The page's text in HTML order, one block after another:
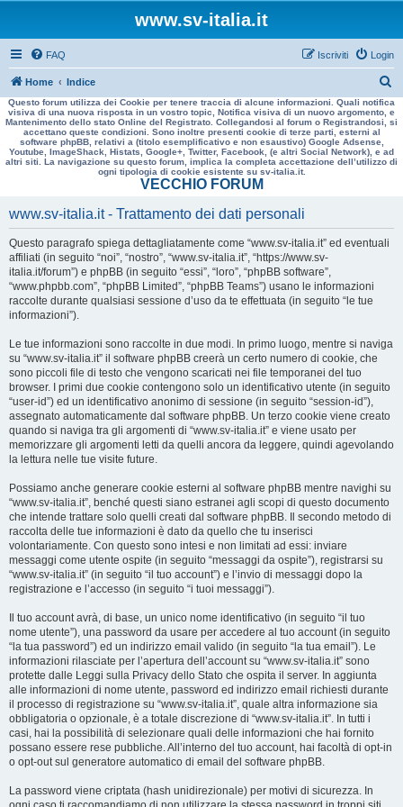
www.sv-italia.it
FAQ Login
Iscriviti
Home Indice
e
r
a
Questo forum utilizza dei Cookie per tenere traccia di alcune informazioni. Quali notifica
visiva di una nuova risposta in un vostro topic, Notifica visiva di un nuovo argomento, e
Mantenimento dello stato Online del Registrato. Collegandosi al forum o Registrandosi, si
accettano queste condizioni. Sono inoltre presenti cookie di terze parti, esterni al
software phpBB, relativi a (titolo esemplificativo e non esaustivo) Google Adsense,
Youtube, ImageShack, Histats, Google+, Twitter, Facebook, (e altri Social Network), e ad
altri siti. La navigazione su questo forum, implica la completa accettazione dell’utilizzo di
ogni tipologia di cookie esistente su sv-italia.it.
VECCHIO FORUM
www.sv-italia.it - Trattamento dei dati personali
Questo paragrafo spiega dettagliatamente come “www.sv-italia.it” ed eventuali
affiliati (in seguito “noi”, “nostro”, “www.sv-italia.it”, “https://www.sv-
italia.it/forum”) e phpBB (in seguito “essi”, “loro”, “phpBB software”,
“www.phpbb.com”, “phpBB Limited”, “phpBB Teams”) usano le informazioni
raccolte durante qualsiasi sessione d’uso da te effettuata (in seguito “le tue
informazioni”).
Le tue informazioni sono raccolte in due modi. In primo luogo, mentre si naviga
su “www.sv-italia.it” il software phpBB creerà un certo numero di cookie, che
sono piccoli file di testo che vengono scaricati nei file temporanei del tuo
browser. I primi due cookie contengono solo un identificativo utente (in seguito
“user-id”) ed un identificativo anonimo di sessione (in seguito “session-id”),
assegnato automaticamente dal software phpBB. Un terzo cookie viene creato
quando si naviga tra gli argomenti di “www.sv-italia.it” e viene usato per
memorizzare gli argomenti letti da quelli ancora da leggere, quindi agevolando
la lettura nelle tue visite future.
Possiamo anche generare cookie esterni al software phpBB mentre navighi su
“www.sv-italia.it”, benché questi siano estranei agli scopi di questo documento
che intende trattare solo quelli creati dal software phpBB. Il secondo metodo di
raccolta delle tue informazioni è dato da quello che tu inserisci
volontariamente. Con questo sono intesi e non limitati ad essi: inviare
messaggi come utente ospite (in seguito “messaggi da ospite”), registrarsi su
“www.sv-italia.it” (in seguito “il tuo account”) e l’invio di messaggi dopo la
registrazione e l’accesso (in seguito “i tuoi messaggi”).
Il tuo account avrà, di base, un unico nome identificativo (in seguito “il tuo
nome utente”), una password da usare per accedere al tuo account (in seguito
“la tua password”) ed un indirizzo email valido (in seguito “la tua email”). Le
informazioni rilasciate per l’apertura dell’account su “www.sv-italia.it” sono
protette dalle Leggi sulla Privacy dello Stato che ospita il server. In aggiunta
alle informazioni di nome utente, password ed indirizzo email richiesti durante
il processo di registrazione su “www.sv-italia.it”, quale altra informazione sia
obbligatoria o opzionale, è a totale discrezione di “www.sv-italia.it”. In tutti i
casi, hai la possibilità di selezionare quali delle informazioni che hai fornito
possano essere rese pubbliche. All’interno del tuo account, hai facoltà di opt-in
o opt-out sul generatore automatico di email del software phpBB.
La password viene criptata (hash unidirezionale) per motivi di sicurezza. In